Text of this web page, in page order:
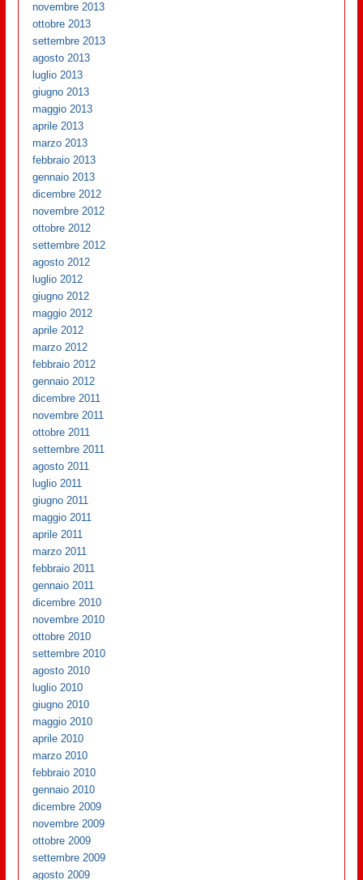
novembre 2013
ottobre 2013
settembre 2013
agosto 2013
luglio 2013
giugno 2013
maggio 2013
aprile 2013
marzo 2013
febbraio 2013
gennaio 2013
dicembre 2012
novembre 2012
ottobre 2012
settembre 2012
agosto 2012
luglio 2012
giugno 2012
maggio 2012
aprile 2012
marzo 2012
febbraio 2012
gennaio 2012
dicembre 2011
novembre 2011
ottobre 2011
settembre 2011
agosto 2011
luglio 2011
giugno 2011
maggio 2011
aprile 2011
marzo 2011
febbraio 2011
gennaio 2011
dicembre 2010
novembre 2010
ottobre 2010
settembre 2010
agosto 2010
luglio 2010
giugno 2010
maggio 2010
aprile 2010
marzo 2010
febbraio 2010
gennaio 2010
dicembre 2009
novembre 2009
ottobre 2009
settembre 2009
agosto 2009